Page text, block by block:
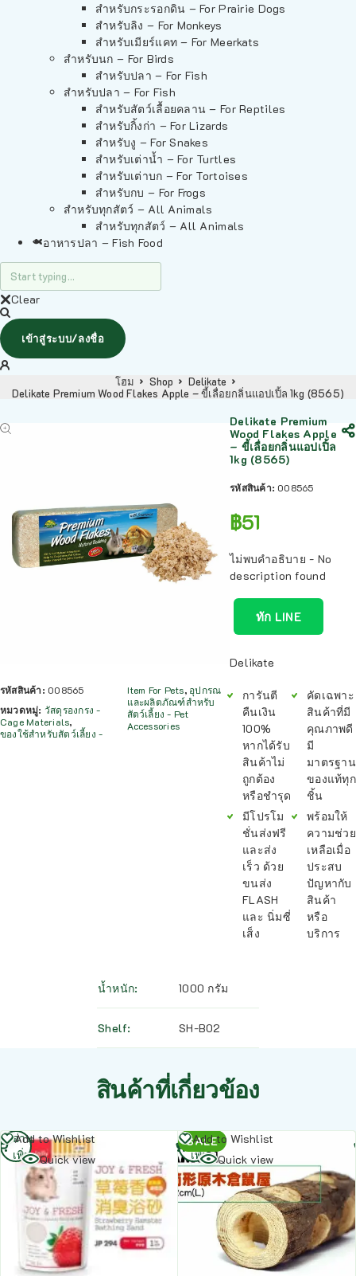
สำหรับกระรอกดิน – For Prairie Dogs
สำหรับลิง – For Monkeys
สำหรับเมียร์แคท – For Meerkats
สำหรับนก – For Birds
สำหรับปลา – For Fish
สำหรับปลา – For Fish
สำหรับสัตว์เลื้อยคลาน – For Reptiles
สำหรับกิ้งก่า – For Lizards
สำหรับงู – For Snakes
สำหรับเต่าน้ำ – For Turtles
สำหรับเต่าบก – For Tortoises
สำหรับกบ – For Frogs
สำหรับทุกสัตว์ – All Animals
สำหรับทุกสัตว์ – All Animals
อาหารปลา – Fish Food
Clear
เข้าสู่ระบบ/ลงชื่อ
โฮม Shop
Delikate
Delikate Premium Wood Flakes Apple – ขี้เลื่อยกลิ่นแอปเปิ้ล 1kg (8565)
รหัสสินค้า: 008565
หมวดหมู่: วัสดุรองกรง -
Cage Materials,
ของใช้สำหรับสัตว์เลี้ยง -
Item For Pets, อุปกรณ
และผลิตภัณฑ์สำหรับ
สัตว์เลี้ยง - Pet
Accessories
Delikate Premium
Wood Flakes Apple
– ขี้เลื่อยกลิ่นแอปเปิ้ล
1kg (8565)
รหัสสินค้า: 008565
฿51
ไม่พบคำอธิบาย - No
description found
ทัก LINE
Delikate
การันตี
คืนเงิน
100%
หากได้รับ
สินค้าไม่
ถูกต้อง
หรือชำรุด
มีโปรโม
ชั่นส่งฟรี
และส่ง
เร็ว ด้วย
ขนส่ง
FLASH
และ นิ่มซี่
เส็ง
คัดเฉพาะ
สินค้าที่มี
คุณภาพดี
มี
มาตรฐาน
ของแท้ทุก
ชิ้น
พร้อมให้
ความช่วย
เหลือเมื่อ
ประสบ
ปัญหากับ
สินค้า
หรือ
บริการ
น้ำหนัก 1000 กรัม
Shelf SH-B02
สินค้าที่เกี่ยวข้อง
Add to Wishlist
Quick view
อ่าน
เพิ่ม
SALE
Add to Wishlist
Quick view
อ่าน
เพิ่ม